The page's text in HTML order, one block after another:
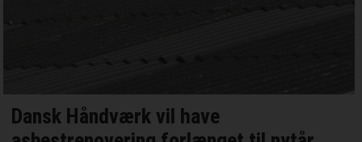
Dansk Håndværk vil have